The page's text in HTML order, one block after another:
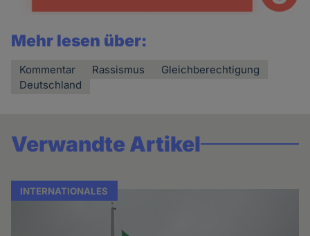
Mehr lesen über:
Kommentar Rassismus
Gleichberechtigung
Deutschland
Verwandte Artikel
INTERNATIONALES